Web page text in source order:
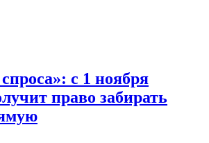
с 1 ноября
право забирать